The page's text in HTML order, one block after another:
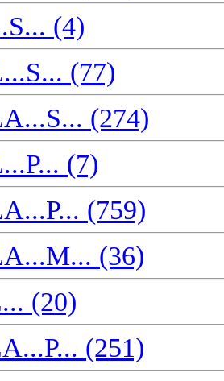
(4)
(77)
(274)
(7)
(759)
(36)
(20)
(251)